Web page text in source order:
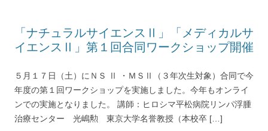
「ナチュラルサイエンスⅡ」「メディカルサ
イエンスⅡ」第１回合同ワークショップ開催
５月１７日（土）にＮＳ Ⅱ ・ＭＳⅡ（３年次生対象）合同で今
年度の第１回ワークショップを実施しました。今年もオンライ
ンでの実施となりました。 講師：ヒロシマ平松病院リンパ浮腫
治療センター 光嶋勲 東京大学名誉教授（本校卒 […]